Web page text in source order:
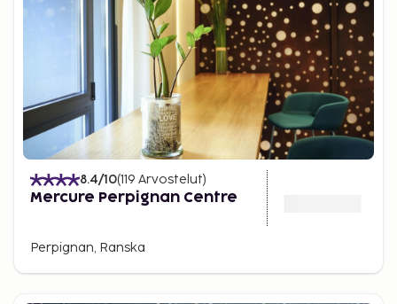
8.4/10(119 Arvostelut)
Mercure Perpignan Centre
Perpignan, Ranska